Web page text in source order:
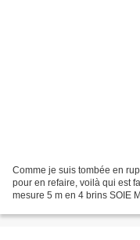
Comme je suis tombée en
pour en refaire, voilà qui est
mesure 5 m en 4 brins SOIE